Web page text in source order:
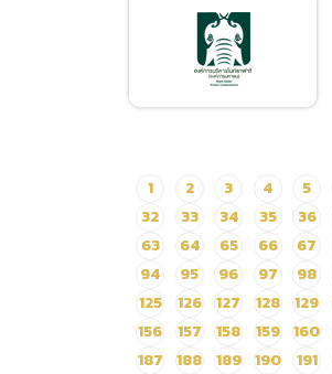
ประกาศเรื่องเปลี่ยนแปลง
แผนการจัดซื้อจัดจ้าง ประจำ
ปีงบปรมาณ พ.ศ.2564 ชื่อ
โครงการซื้ออาหารสัตว์
ตั้งแต่เดือน ตุลาคม 2563
ถึง 30 กันยายน 2564
ประกาศเรื่องเปลี่ยนแปลง
แผนการจัดซื้อจัดจ้าง ประจำ
ปีงบปรมาณ พ.ศ.2564 ชื่อ
โครงการซื้ออาหารสัตว์
ประเภทเนื้อสัตว์และผลผลิต
จากสัตว์ตั้งแต่วันที่ 1 ตุลาคม
2563 ถึง 30 กันยายน 2564
1 2 3 4 5
32
33 34 35 36
63
64 65 66 67
94
95 96 97 98
125
126 127 128 129
156
157 158 159 160
187
188 189 190 191